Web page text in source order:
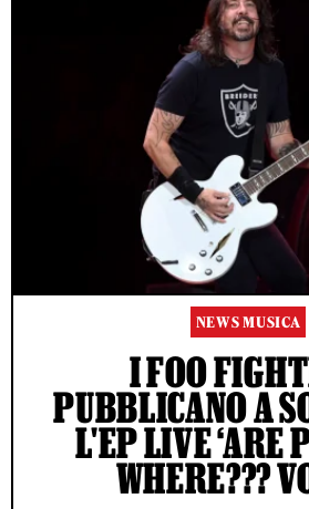
NEWS MUSICA
I FOO
PUBBLICANO A
L'EP LIVE ‘ARE
WHERE???